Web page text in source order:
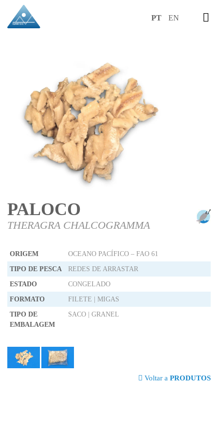
PT EN
PALOCO
THERAGRA CHALCOGRAMMA
ORIGEM OCEANO PACÍFICO – FAO 61
TIPO DE PESCA REDES DE ARRASTAR
ESTADO CONGELADO
FORMATO FILETE | MIGAS
TIPO DE
EMBALAGEM
SACO | GRANEL
Voltar a PRODUTOS